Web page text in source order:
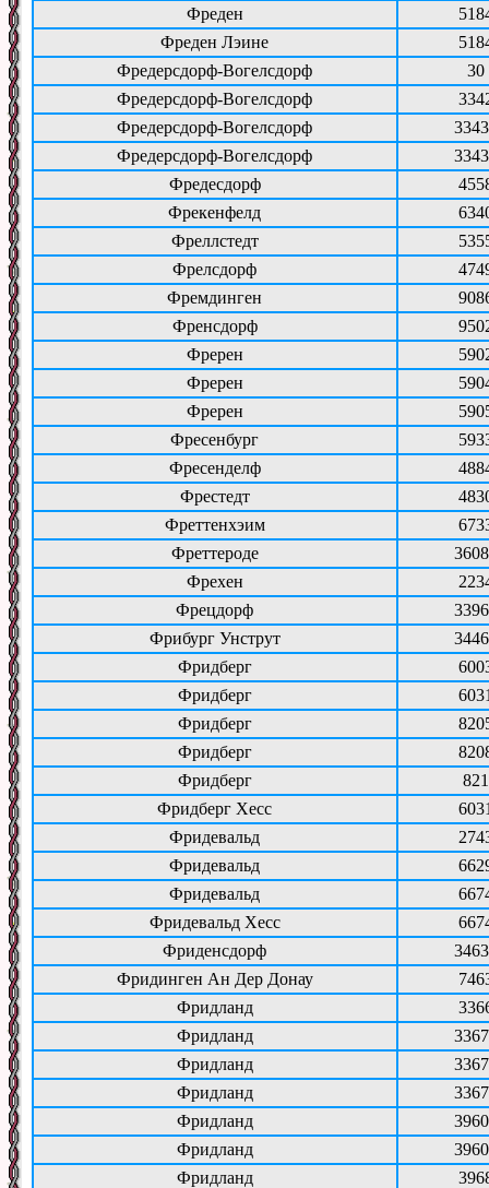
Фреден
Фреден Лэине
Фредерсдорф-Вогелсдорф
30
Фредерсдорф-Вогелсдорф
Фредерсдорф-Вогелсдорф
Фредерсдорф-Вогелсдорф
Фредесдорф
Фрекенфелд
Фреллстедт
Фрелсдорф
Фремдинген
Френсдорф
Фререн
Фререн
Фререн
Фресенбург
Фресенделф
Фрестедт
Фреттенхэим
Фреттероде
Фрехен
Фрецдорф
Фрибург Унструт
Фридберг
Фридберг
Фридберг
Фридберг
Фридберг
821
Фридберг Хесс
Фридевальд
Фридевальд
Фридевальд
Фридевальд Хесс
Фриденсдорф
Фридинген Ан Дер Донау
Фридланд
Фридланд
Фридланд
Фридланд
Фридланд
Фридланд
Фридланд